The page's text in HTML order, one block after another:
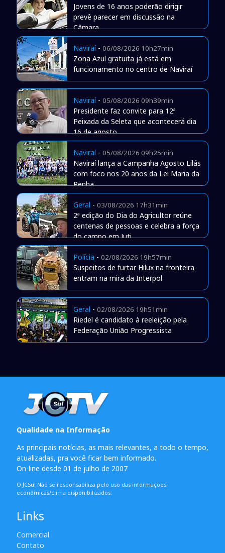
Jovens de 16 anos poderão dirigir
prevê parecer em discussão na
Câmara
Naviraí- 06/08/2026 10h27min
Zona Azul gratuita já está em
funcionamento no centro de Naviraí
Naviraí- 05/08/2026 09h39min
Presidente faz convite para 12ª
Peixada da Seleta que acontecerá dia
16 de agosto
Naviraí- 05/08/2026 09h25min
Naviraí lança a Campanha Agosto Lilás
com foco nos 20 anos da Lei Maria da
Penha
Geral - 03/08/2026 17h31min
2ª edição do Dia do Agricultor reúne
centenas de pessoas e celebra a força
do campo em Juti
Polícia - 02/08/2026 19h57min
Suspeitos de furtar Hilux na fronteira
entram na mira da Interpol
Geral - 02/08/2026 19h51min
Riedel é candidato à reeleição pela
Federação União Progressista
Qualidade na Informação
As principais notícias, as mais relevantes, a todo o tempo,
atualizadas, pra você ficar bem informado.
On-line desde 01 de julho de 2007
O JCSul Não se responsabiliza pelo uso das informações
econômicas/clima disponibilizados.
Links
Comercial
Contato